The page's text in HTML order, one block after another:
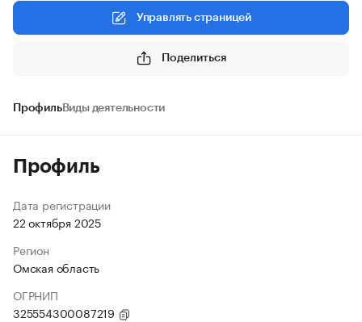
Управлять страницей
Поделиться
ПрофильВиды деятельности
Профиль
Дата регистрации
22 октября 2025
Регион
Омская область
ОГРНИП
325554300087219